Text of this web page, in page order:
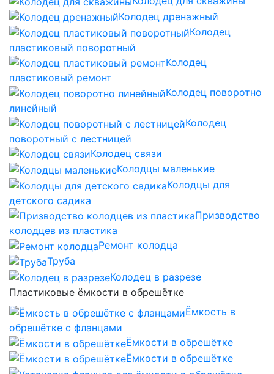
Колодец дренажный
Колодец
пластиковый поворотный
Колодец
пластиковый ремонт
Колодец поворотно
линейный
Колодец
поворотный с лестницей
Колодец связи
Колодцы маленькие
Колодцы для
детского садика
Призводство
колодцев из пластика
Ремонт колодца
Труба
Колодец в разрезе
Пластиковые ёмкости в обрешётке
Ёмкость в
обрешётке с фланцами
Ёмкости в обрешётке
Ёмкости в обрешётке